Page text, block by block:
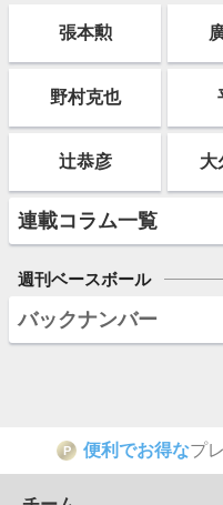
張本勲
野村克也
辻恭彦 大
連載コラム一覧
週刊ベースボール
バックナンバー
P 便利でお得なプ